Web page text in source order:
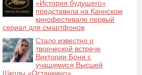
«История будущего»
представила на Каннском
кинофестивале первый
сериал для смартфонов
Стало известно о
творческой встрече
Виктории Бони с
учащимися Высшей
Школы «Останкино»